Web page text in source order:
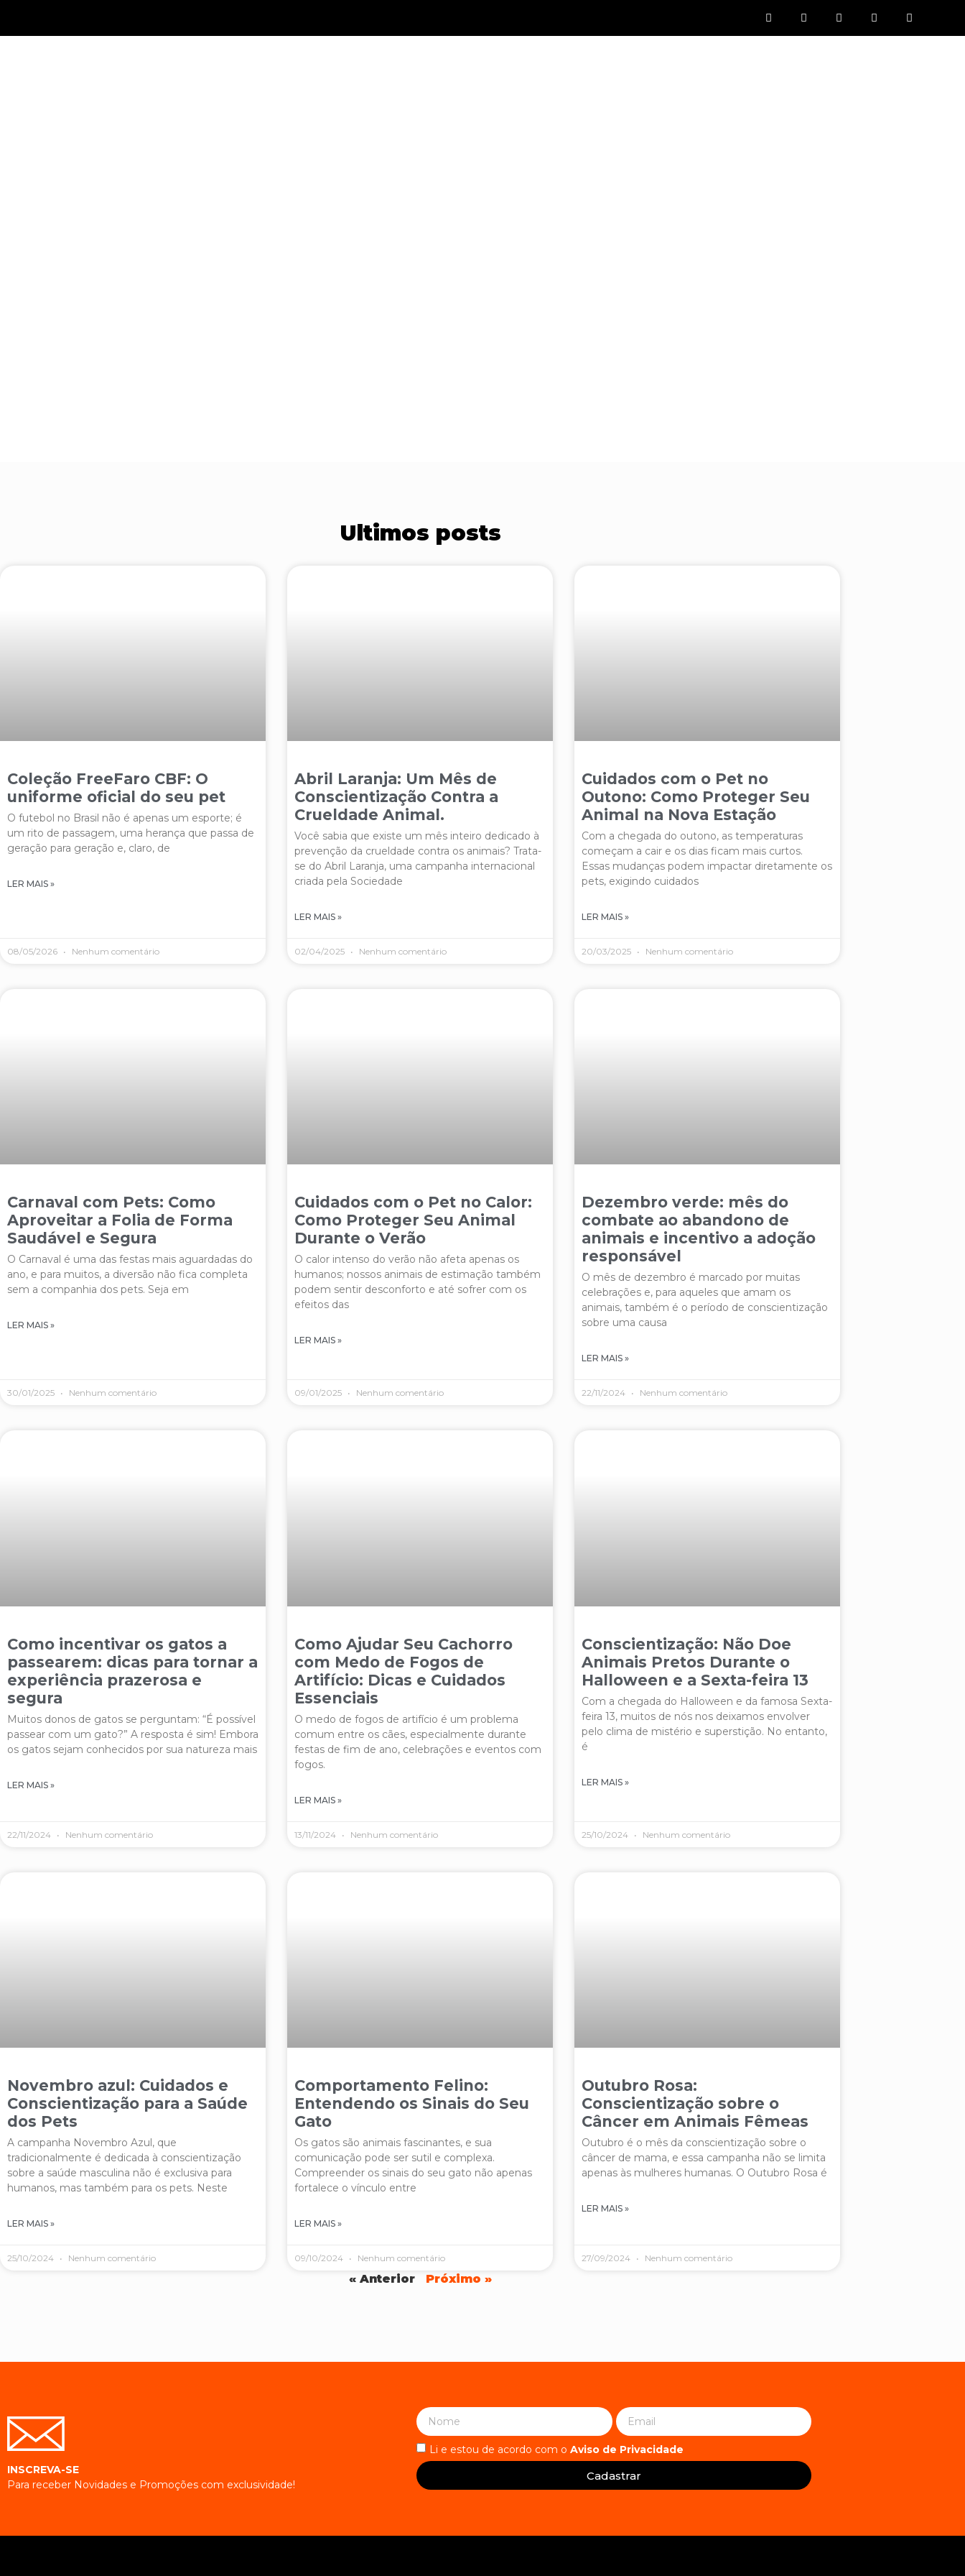
Ultimos posts
Coleção FreeFaro CBF: O
uniforme oficial do seu pet
O futebol no Brasil não é apenas um esporte; é
um rito de passagem, uma herança que passa de
geração para geração e, claro, de
LER MAIS »
08/05/2026 Nenhum comentário
Abril Laranja: Um Mês de
Conscientização Contra a
Crueldade Animal.
Você sabia que existe um mês inteiro dedicado à
prevenção da crueldade contra os animais? Trata-
se do Abril Laranja, uma campanha internacional
criada pela Sociedade
LER MAIS »
02/04/2025 Nenhum comentário
Cuidados com o Pet no
Outono: Como Proteger Seu
Animal na Nova Estação
Com a chegada do outono, as temperaturas
começam a cair e os dias ficam mais curtos.
Essas mudanças podem impactar diretamente os
pets, exigindo cuidados
LER MAIS »
20/03/2025 Nenhum comentário
Carnaval com Pets: Como
Aproveitar a Folia de Forma
Saudável e Segura
O Carnaval é uma das festas mais aguardadas do
ano, e para muitos, a diversão não fica completa
sem a companhia dos pets. Seja em
LER MAIS »
30/01/2025 Nenhum comentário
Cuidados com o Pet no Calor:
Como Proteger Seu Animal
Durante o Verão
O calor intenso do verão não afeta apenas os
humanos; nossos animais de estimação também
podem sentir desconforto e até sofrer com os
efeitos das
LER MAIS »
09/01/2025 Nenhum comentário
Dezembro verde: mês do
combate ao abandono de
animais e incentivo a adoção
responsável
O mês de dezembro é marcado por muitas
celebrações e, para aqueles que amam os
animais, também é o período de conscientização
sobre uma causa
LER MAIS »
22/11/2024 Nenhum comentário
Como incentivar os gatos a
passearem: dicas para tornar a
experiência prazerosa e
segura
Muitos donos de gatos se perguntam: “É possível
passear com um gato?” A resposta é sim! Embora
os gatos sejam conhecidos por sua natureza mais
LER MAIS »
22/11/2024 Nenhum comentário
Como Ajudar Seu Cachorro
com Medo de Fogos de
Artifício: Dicas e Cuidados
Essenciais
O medo de fogos de artifício é um problema
comum entre os cães, especialmente durante
festas de fim de ano, celebrações e eventos com
fogos.
LER MAIS »
13/11/2024 Nenhum comentário
Conscientização: Não Doe
Animais Pretos Durante o
Halloween e a Sexta-feira 13
Com a chegada do Halloween e da famosa Sexta-
feira 13, muitos de nós nos deixamos envolver
pelo clima de mistério e superstição. No entanto,
é
LER MAIS »
25/10/2024 Nenhum comentário
Novembro azul: Cuidados e
Conscientização para a Saúde
dos Pets
A campanha Novembro Azul, que
tradicionalmente é dedicada à conscientização
sobre a saúde masculina não é exclusiva para
humanos, mas também para os pets. Neste
LER MAIS »
25/10/2024 Nenhum comentário
Comportamento Felino:
Entendendo os Sinais do Seu
Gato
Os gatos são animais fascinantes, e sua
comunicação pode ser sutil e complexa.
Compreender os sinais do seu gato não apenas
fortalece o vínculo entre
LER MAIS »
09/10/2024 Nenhum comentário
Outubro Rosa:
Conscientização sobre o
Câncer em Animais Fêmeas
Outubro é o mês da conscientização sobre o
câncer de mama, e essa campanha não se limita
apenas às mulheres humanas. O Outubro Rosa é
LER MAIS »
27/09/2024 Nenhum comentário
« Anterior Próximo »
INSCREVA-SE
Para receber Novidades e Promoções com exclusividade!
Li e estou de acordo com o Aviso de Privacidade
Cadastrar